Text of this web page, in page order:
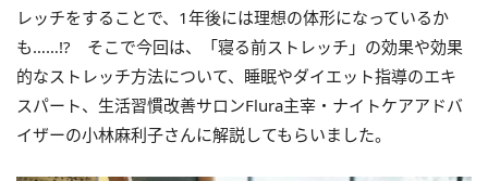
レッチをすることで、1年後には理想の体形になっているか
も……!? そこで今回は、「寝る前ストレッチ」の効果や効果
的なストレッチ方法について、睡眠やダイエット指導のエキ
スパート、生活習慣改善サロンFlura主宰・ナイトケアアドバ
イザーの小林麻利子さんに解説してもらいました。